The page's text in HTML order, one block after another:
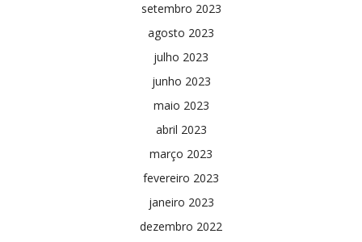
setembro 2023
agosto 2023
julho 2023
junho 2023
maio 2023
abril 2023
março 2023
fevereiro 2023
janeiro 2023
dezembro 2022